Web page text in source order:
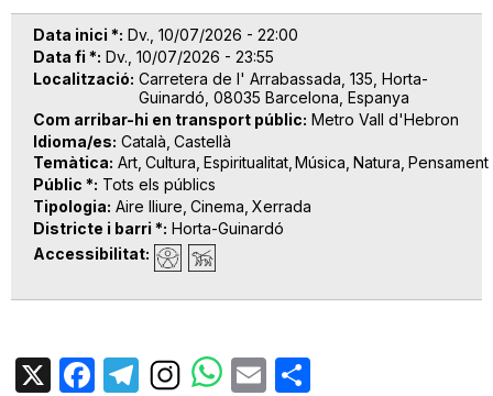
Data inici * Dv., 10/07/2026 - 22:00
Data fi * Dv., 10/07/2026 - 23:55
Localització Carretera de l' Arrabassada, 135, Horta-
Guinardó, 08035 Barcelona, Espanya
Com arribar-hi en transport públic Metro Vall d'Hebron
Idioma/es Català Castellà
Temàtica Art Cultura Espiritualitat Música Natura Pensament
Públic * Tots els públics
Tipologia Aire lliure Cinema Xerrada
Districte i barri * Horta-Guinardó
Accessibilitat
X Facebook
TelegramEmail